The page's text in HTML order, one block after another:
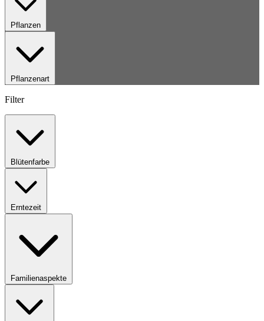
Pflanzen
Pflanzenart
Filter
Blütenfarbe
Erntezeit
Familienaspekte